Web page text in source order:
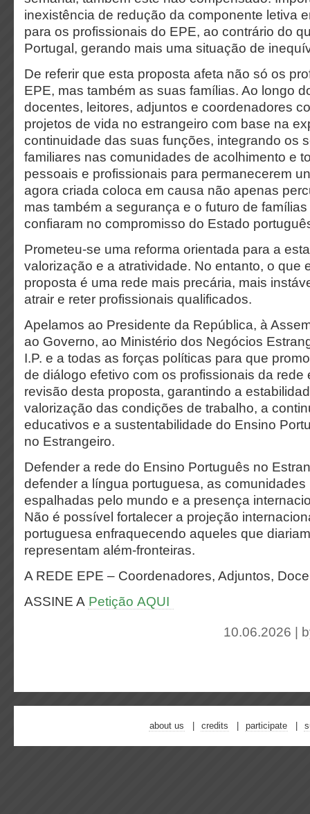
inexistência de redução da componente letiva
para os profissionais do EPE, ao contrário do
Portugal, gerando mais uma situação de
De referir que esta proposta afeta não só os
EPE, mas também as suas famílias. Ao longo
docentes, leitores, adjuntos e coordenadores
projetos de vida no estrangeiro com base na
continuidade das suas funções, integrando os
familiares nas comunidades de acolhimento e
pessoais e profissionais para permanecerem
agora criada coloca em causa não apenas
mas também a segurança e o futuro de
confiaram no compromisso do Estado
Prometeu-se uma reforma orientada para a
valorização e a atratividade. No entanto, o que
proposta é uma rede mais precária, mais
atrair e reter profissionais qualificados.
Apelamos ao Presidente da República, à
ao Governo, ao Ministério dos Negócios
I.P. e a todas as forças políticas para que
de diálogo efetivo com os profissionais da rede
revisão desta proposta, garantindo a
valorização das condições de trabalho, a
educativos e a sustentabilidade do Ensino
no Estrangeiro.
Defender a rede do Ensino Português no
defender a língua portuguesa, as
espalhadas pelo mundo e a presença
Não é possível fortalecer a projeção
portuguesa enfraquecendo aqueles que
representam além-fronteiras.
A REDE EPE – Coordenadores, Adjuntos,
ASSINE A Petição AQUI
10.06.2026 |
about us credits participate